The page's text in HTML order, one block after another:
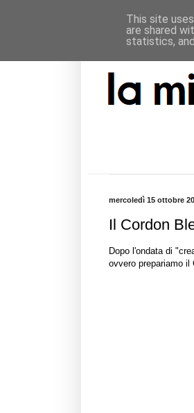
mercoledì 15 ottobre
Il Cordon
Dopo l'ondata di
ovvero prepariamo il
This site
are shared
statistics,